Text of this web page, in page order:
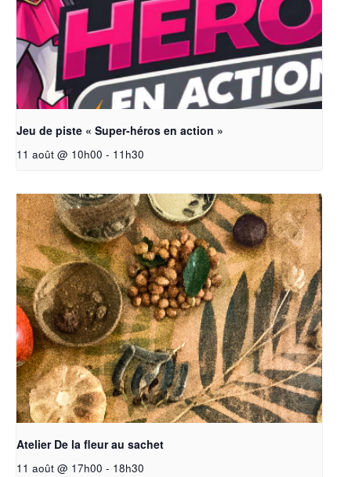
Jeu de piste « Super-héros en action »
11 août @ 10h00 - 11h30
Atelier De la fleur au sachet
11 août @ 17h00 - 18h30